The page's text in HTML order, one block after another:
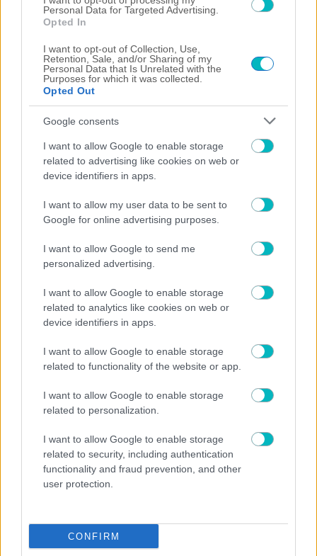
Personal Data for Targeted Advertising.
Opted In
I want to opt-out of Collection, Use,
Retention, Sale, and/or Sharing of my
Personal Data that Is Unrelated with the
Purposes for which it was collected.
Opted Out
Google consents
I want to allow Google to enable storage
related to advertising like cookies on web or
device identifiers in apps.
I want to allow my user data to be sent to
Google for online advertising purposes.
I want to allow Google to send me
personalized advertising.
I want to allow Google to enable storage
related to analytics like cookies on web or
device identifiers in apps.
I want to allow Google to enable storage
related to functionality of the website or app.
I want to allow Google to enable storage
related to personalization.
I want to allow Google to enable storage
related to security, including authentication
functionality and fraud prevention, and other
user protection.
CONFIRM
battle wildfire for fourth day
ΠΟΔΟΣΦΑΙΡΟ ΑΕΚ
Λυμπερόπουλος: «Ετσι ήρθα στην ΑΕΚ» – Το
τηλέφωνο του Μελισσανίδη και η επιστροφή του
(VIDEO)
Συγκινητικό «αντίο» του Βιτάλις στην Γκιορ: «Είναι
(VIDEO)